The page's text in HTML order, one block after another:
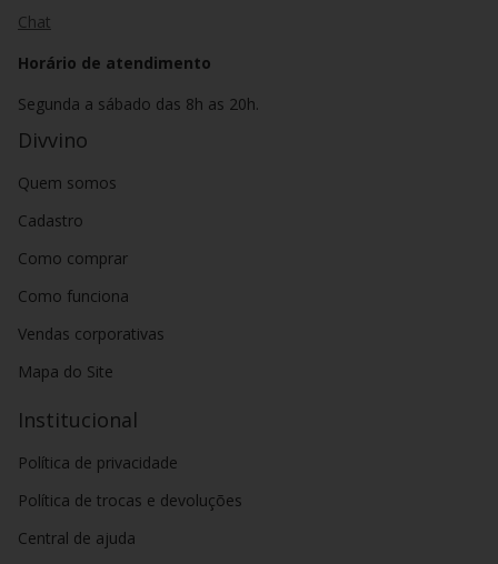
Chat
Horário de atendimento
Segunda a sábado das 8h as 20h.
Divvino
Quem somos
Cadastro
Como comprar
Como funciona
Vendas corporativas
Mapa do Site
Institucional
Política de privacidade
Política de trocas e devoluções
Central de ajuda